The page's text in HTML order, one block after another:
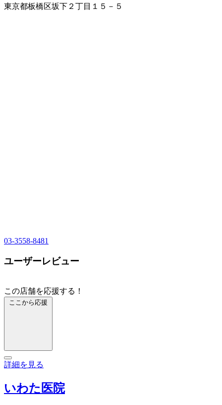
東京都板橋区坂下２丁目１５－５
03-3558-8481
ユーザーレビュー
この店舗を応援する！
ここから応援
詳細を見る
いわた医院